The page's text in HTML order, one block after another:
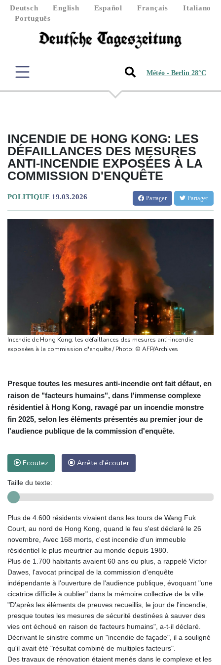
Deutsch English Español Français
Italiano
Português
Météo - Berlin 28°C
INCENDIE DE HONG KONG: LES
DÉFAILLANCES DES MESURES
ANTI-INCENDIE EXPOSÉES À LA
COMMISSION D'ENQUÊTE
POLITIQUE 19.03.2026 Partager Partager
Incendie de Hong Kong: les défaillances des mesures anti-incendie
exposées à la commission d'enquête / Photo: © AFP/Archives
Presque toutes les mesures anti-incendie ont fait défaut, en
raison de "facteurs humains", dans l'immense complexe
résidentiel à Hong Kong, ravagé par un incendie monstre
fin 2025, selon les éléments présentés au premier jour de
l'audience publique de la commission d'enquête.
Ecoutez Arrête d'écouter
Taille du texte:
Plus de 4.600 résidents vivaient dans les tours de Wang Fuk
Court, au nord de Hong Kong, quand le feu s'est déclaré le 26
novembre, Avec 168 morts, c'est incendie d'un immeuble
résidentiel le plus meurtrier au monde depuis 1980.
Plus de 1.700 habitants avaient 60 ans ou plus, a rappelé Victor
Dawes, l'avocat principal de la commission d'enquête
indépendante à l'ouverture de l'audience publique, évoquant "une
cicatrice difficile à oublier" dans la mémoire collective de la ville.
"D'après les éléments de preuves recueillis, le jour de l'incendie,
presque toutes les mesures de sécurité destinées à sauver des
vies ont échoué en raison de facteurs humains", a-t-il déclaré.
Décrivant le sinistre comme un "incendie de façade", il a souligné
qu'il avait été "résultat combiné de multiples facteurs".
Des travaux de rénovation étaient menés dans le complexe et les